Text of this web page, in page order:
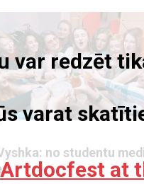
no studentu
var redzēt
varat
Artdocfest at